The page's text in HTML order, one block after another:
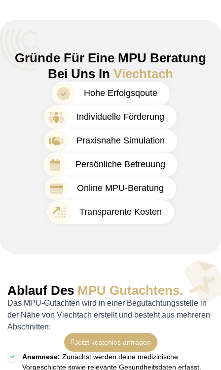
Gründe Für Eine MPU Beratung
Bei Uns In Viechtach
Hohe Erfolgsqoute
Individuelle Förderung
Praxisnahe Simulation
Persönliche Betreuung
Online MPU-Beratung
Transparente Kosten
Ablauf Des MPU Gutachtens.
Das MPU-Gutachten wird in einer Begutachtungsstelle in
der Nähe von Viechtach erstellt und besteht aus mehreren
Abschnitten:
Jetzt kostenlos anfragen
Anamnese: Zunächst werden deine medizinische
Vorgeschichte sowie relevante Gesundheitsdaten erfasst.